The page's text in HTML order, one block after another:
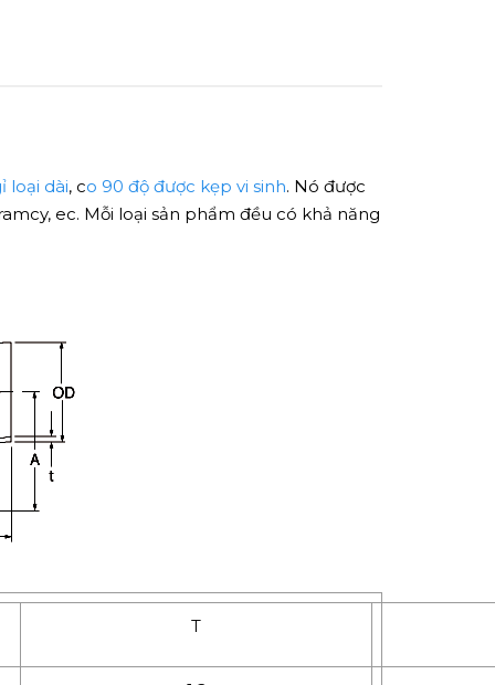
loại dài, co 90 độ được kẹp vi sinh. Nó được
ec. Mỗi loại sản phẩm đều có khả năng
T